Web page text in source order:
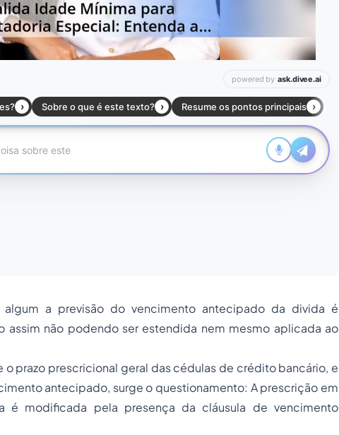
a previsão do vencimento antecipado da divida é
assim não podendo ser estendida nem mesmo aplicada ao
o prazo prescricional geral das cédulas de crédito bancário, e
antecipado, surge o questionamento: A prescrição em
é modificada pela presença da cláusula de vencimento